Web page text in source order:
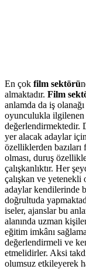
En çok film sektörü
almaktadır. Film
anlamda da iş
oyunculukla ilgilenen
değerlendirmektedir.
yer alacak adaylar
özelliklerden
olması, duruş
çalışkanlıktır. Her
çalışkan ve yetenekli
adaylar kendilerinde
doğrultuda
iseler, ajanslar bu
alanında uzman
eğitim imkânı
değerlendirmeli ve
etmelidirler. Aksi
olumsuz etkileyerek